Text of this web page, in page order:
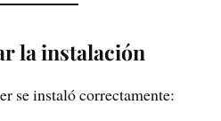
la instalación
se instaló correctamente: